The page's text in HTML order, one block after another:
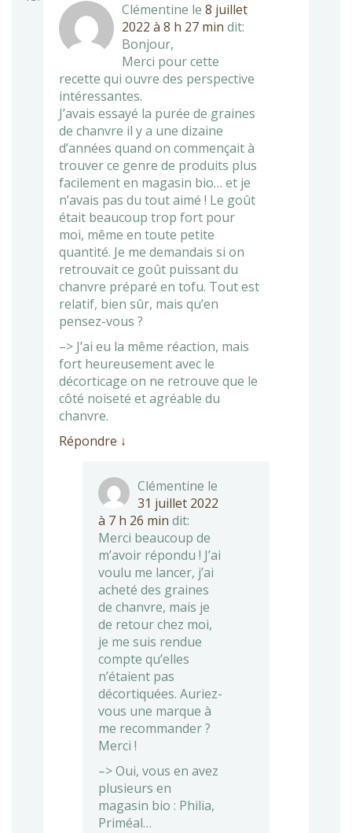
Clémentine le 8 juillet
2022 à 8 h 27 min dit:
Bonjour,
Merci pour cette
recette qui ouvre des perspective
intéressantes.
J’avais essayé la purée de graines
de chanvre il y a une dizaine
d’années quand on commençait à
trouver ce genre de produits plus
facilement en magasin bio… et je
n’avais pas du tout aimé ! Le goût
était beaucoup trop fort pour
moi, même en toute petite
quantité. Je me demandais si on
retrouvait ce goût puissant du
chanvre préparé en tofu. Tout est
relatif, bien sûr, mais qu’en
pensez-vous ?
–> J’ai eu la même réaction, mais
fort heureusement avec le
décorticage on ne retrouve que le
côté noiseté et agréable du
chanvre.
Répondre ↓
Clémentine le
31 juillet 2022
à 7 h 26 min dit:
Merci beaucoup de
m’avoir répondu ! J’ai
voulu me lancer, j’ai
acheté des graines
de chanvre, mais je
de retour chez moi,
je me suis rendue
compte qu’elles
n’étaient pas
décortiquées. Auriez-
vous une marque à
me recommander ?
Merci !
–> Oui, vous en avez
plusieurs en
magasin bio : Philia,
Priméal…